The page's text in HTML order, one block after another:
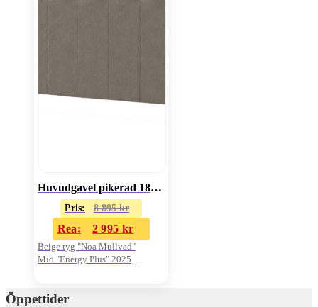
Huvudgavel pikerad 180cm
Pris: 8 895kr
Rea: 2 995 kr
Beige tyg "Noa Mullvad"
Mio "Energy Plus" 2025
Öppettider